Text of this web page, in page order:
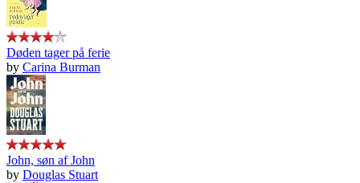
Døden tager på ferie
by Carina Burman
John, søn af John
by Douglas Stuart